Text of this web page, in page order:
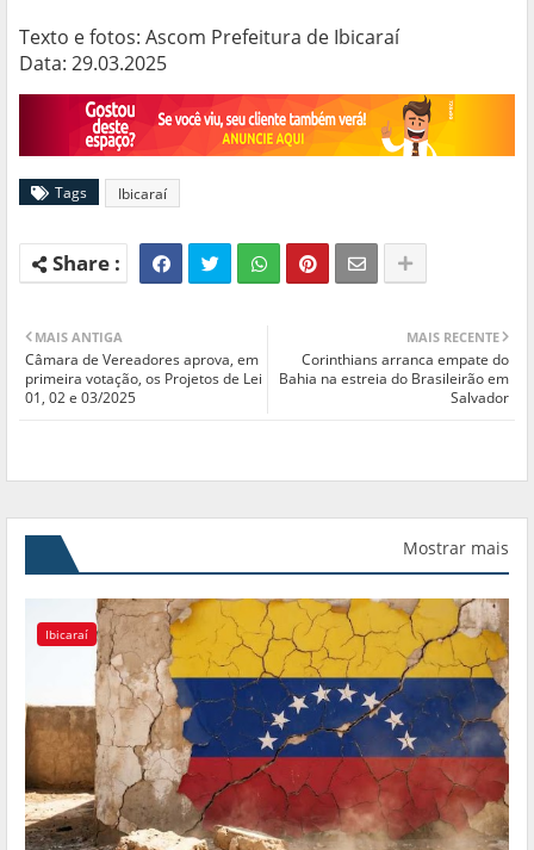
Texto e fotos: Ascom Prefeitura de Ibicaraí
Data: 29.03.2025
Tags Ibicaraí
MAIS RECENTE
Corinthians arranca empate do
Bahia na estreia do Brasileirão em
Salvador
MAIS ANTIGA
Câmara de Vereadores aprova, em
primeira votação, os Projetos de Lei
01, 02 e 03/2025
Mostrar mais
Ibicaraí